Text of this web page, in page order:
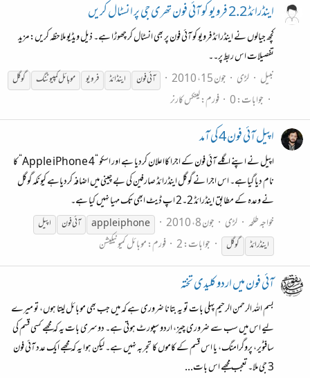
اینڈرائڈ 2.2 فرویو کو آئی فون تھری جی پر انسٹال کریں
کچھ جیالوں نے اینڈرائڈ فرویو کو آئی فون پر بھی انسٹال کر چھوڑا ہے۔ ذیل ویڈیو ملاحظہ کریں: مزید
تفصیلات اس ربط پر۔۔
نبیل
لڑی جون 15، 2010 آئیفون اینڈائڈ فرویو موبائل کمپیوٹنگ گوگل
جوابات: 0 فورم:لینکس کارنر
اپیل آئی فون 4 کی آمد
اپیل نے اپنے اگلے آئی فون کے اجرا کااعلان کردیا ہے اور اسکو “Apple iPhone 4“ کا
نام دیا گیاہے۔ اس اجرا نے گوگل اینڈرائڈ صارفین کی بے چینی میں اضافہ کردیاہے کیونکہ گوگل
نے وعدہ کے مطابق اینڈرائڈ 2۔2 اپ ڈیٹ ابھی تک مہیا نہیں کیا ہے۔
خواجہ طلحہ لڑی جون 8، 2010 apple iphone آئیفون
اپیل
اینڈرائڈ
گوگل جوابات: 2 فورم:موبائل کمیونیکیشن
آئی فون میں اردو کلیدی تختہ
بسم اللہ الرحمن الرحیم پہلی بات تو یہ بتانا ضروری ہے کہ میں جب بھی موبائل لیتا ہوں، تو میرے
لیے اس میں سب سے ضروری چیز، اردو سپورٹ ہوتی ہے۔ دوسری بات یہ کہ مجھے کسی قسم کی
سافٹویر، پروگرامنگ، یا اس قسم کے کاموں کا تجربہ نہیں ہے۔ لیکن ہوا یہ کہ مجھے ایک عدد آئی فون
3 جی ملا۔ تعجب مجھے اس بات...